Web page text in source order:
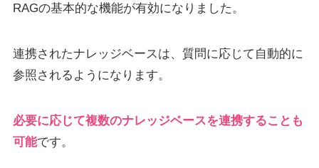
RAGの基本的な機能が有効になりました。
連携されたナレッジベースは、質問に応じて自動的に
参照されるようになります。
必要に応じて複数のナレッジベースを連携することも
可能です。